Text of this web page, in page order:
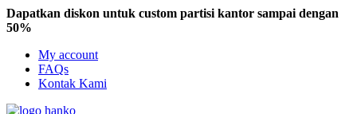
Dapatkan diskon untuk custom partisi kantor sampai dengan
50%
My account
FAQs
Kontak Kami